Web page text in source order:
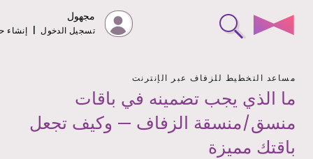
مجهول
تسجيل الدخول
مساعد التخطيط للزفاف عبر الإنترنت
ما الذي يجب تضمينه في باقات
منسق/منسقة الزفاف — وكيف تجعل
باقتك مميزة